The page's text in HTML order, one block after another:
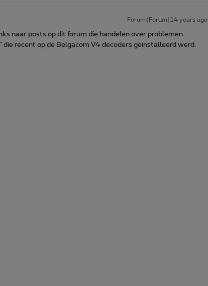
Forum|Forum|14 years ago
naar posts op dit forum die handelen over problemen
recent op de Belgacom V4 decoders geinstalleerd werd.